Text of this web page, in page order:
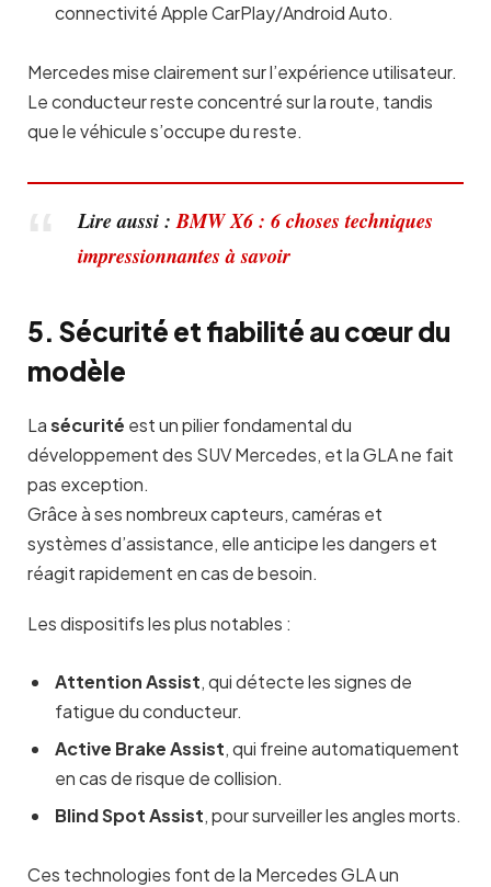
connectivité Apple CarPlay/Android Auto.
Mercedes mise clairement sur l’expérience utilisateur.
Le conducteur reste concentré sur la route, tandis
que le véhicule s’occupe du reste.
Lire aussi :BMW X6 : 6 choses techniques
impressionnantes à savoir
5. Sécurité et fiabilité au cœur du
modèle
Lasécurité est un pilier fondamental du
développement des SUV Mercedes, et la GLA ne fait
pas exception.
Grâce à ses nombreux capteurs, caméras et
systèmes d’assistance, elle anticipe les dangers et
réagit rapidement en cas de besoin.
Les dispositifs les plus notables :
Attention Assist, qui détecte les signes de
fatigue du conducteur.
Active Brake Assist, qui freine automatiquement
en cas de risque de collision.
Blind Spot Assist, pour surveiller les angles morts.
Ces technologies font de la Mercedes GLA un